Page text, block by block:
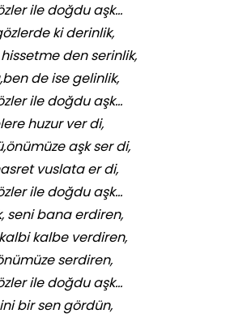
ile doğdu aşk…
ki derinlik,
den serinlik,
de ise gelinlik,
ile doğdu aşk…
huzur ver di,
aşk ser di,
vuslata er di,
ile doğdu aşk…
seni bana erdiren,
kalbe verdiren,
serdiren,
ile doğdu aşk…
bir sen gördün,